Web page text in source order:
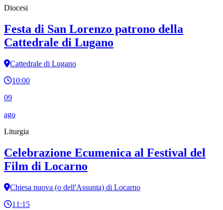
Diocesi
Festa di San Lorenzo patrono della
Cattedrale di Lugano
Cattedrale di Lugano
10:00
09
ago
Liturgia
Celebrazione Ecumenica al Festival del
Film di Locarno
Chiesa nuova (o dell'Assunta) di Locarno
11:15